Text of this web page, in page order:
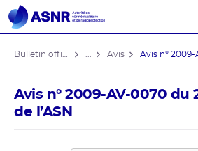
Avis
Avis n° 2009-AV-0070 du
de l’ASN